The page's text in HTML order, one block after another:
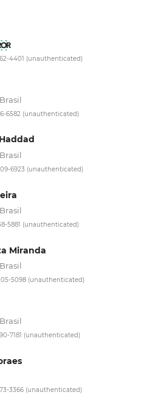
4401 (unauthenticated)
6582 (unauthenticated)
6923 (unauthenticated)
5881 (unauthenticated)
Miranda
5098 (unauthenticated)
7181 (unauthenticated)
3366 (unauthenticated)